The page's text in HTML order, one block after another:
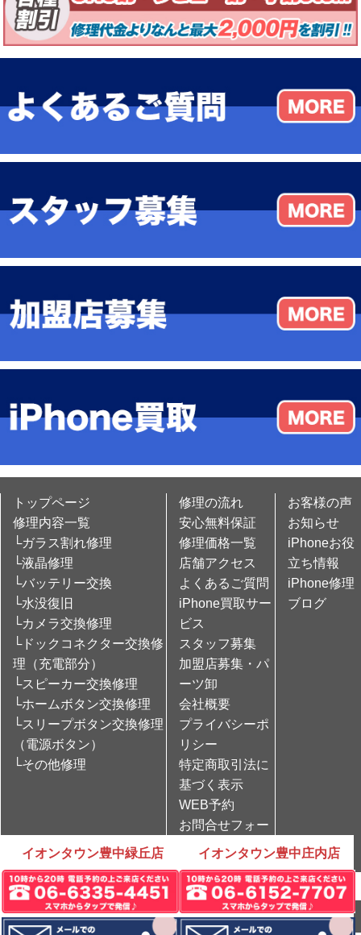
イオンタウン豊中緑丘店 イオンタウン豊中庄内店
トップページ
修理内容一覧
└ガラス割れ修理
└液晶修理
└バッテリー交換
└水没復旧
└カメラ交換修理
└ドックコネクター交換修
理（充電部分）
└スピーカー交換修理
└ホームボタン交換修理
└スリープボタン交換修理
（電源ボタン）
└その他修理
修理の流れ
安心無料保証
修理価格一覧
店舗アクセス
よくあるご質問
iPhone買取サー
ビス
スタッフ募集
加盟店募集・パ
ーツ卸
会社概要
プライバシーポ
リシー
特定商取引法に
基づく表示
WEB予約
お問合せフォー
お客様の声
お知らせ
iPhoneお役
立ち情報
iPhone修理
ブログ
Copyright © iPhone修理のCare Mobile All rights Reserved.